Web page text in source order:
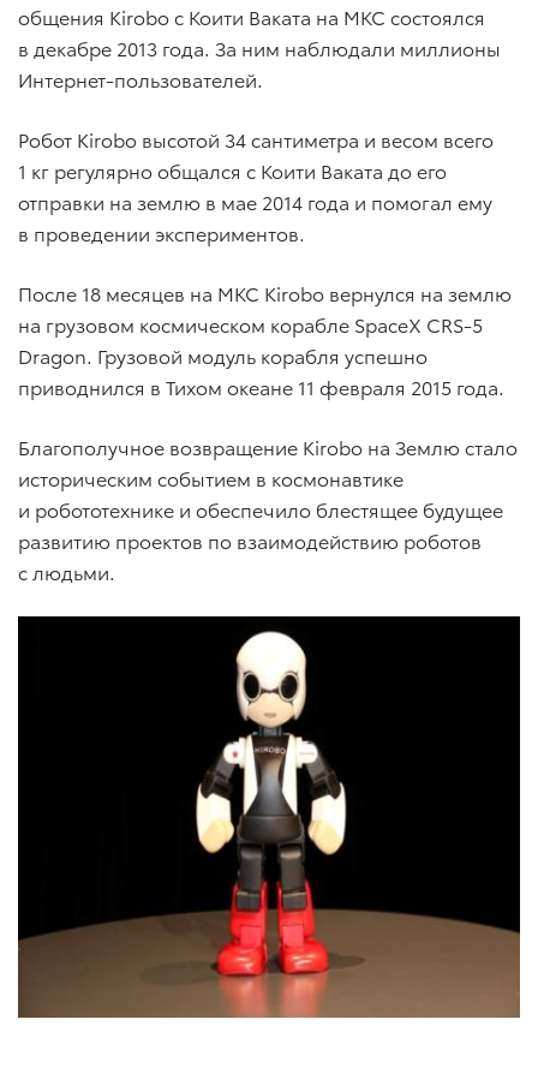
общения Kirobo с Коити Ваката на МКС состоялся
в декабре 2013 года. За ним наблюдали миллионы
Интернет-пользователей.
Робот Kirobo высотой 34 сантиметра и весом всего
1 кг регулярно общался с Коити Ваката до его
отправки на землю в мае 2014 года и помогал ему
в проведении экспериментов.
После 18 месяцев на МКС Kirobo вернулся на землю
на грузовом космическом корабле SpaceX CRS-5
Dragon. Грузовой модуль корабля успешно
приводнился в Тихом океане 11 февраля 2015 года.
Благополучное возвращение Kirobo на Землю стало
историческим событием в космонавтике
и робототехнике и обеспечило блестящее будущее
развитию проектов по взаимодействию роботов
с людьми.